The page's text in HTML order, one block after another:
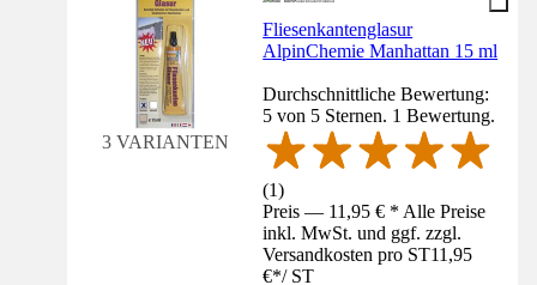
3 VARIANTEN
Fliesenkantenglasur
AlpinChemie Manhattan 15 ml
Durchschnittliche Bewertung:
5 von 5 Sternen. 1 Bewertung.
(1)
Preis — 11,95 € * Alle Preise
inkl. MwSt. und ggf. zzgl.
Versandkosten pro ST11,95
€*/ ST